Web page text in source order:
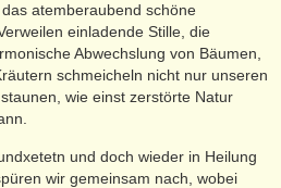
atemberaubend schöne
einladende Stille, die
Abwechslung von Bäumen,
schmeicheln nicht nur unseren
wie einst zerstörte Natur
und doch wieder in Heilung
wir gemeinsam nach, wobei